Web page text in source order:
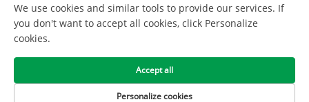
Urheberrecht © 2020 durch Jiangsu Senmai Floor Technology Co., Ltd. -
Datenschutzrichtlinie
We use cookies and similar tools to provide our services. If
you don't want to accept all cookies, click Personalize
cookies.
Personalize cookies
Accept all